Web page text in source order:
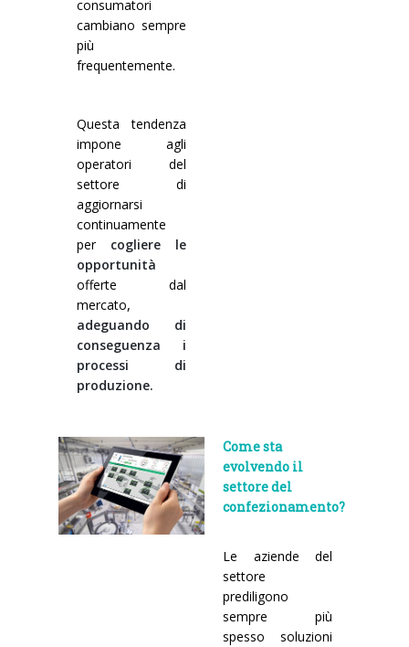
ingresso in linea
ingresso a 90°
Corsi palettizzatori
consumatori
cambiano sempre
più
frequentemente.
Questa tendenza
impone agli
operatori del
settore di
aggiornarsi
continuamente
per cogliere le
opportunità
offerte dal
mercato,
adeguando di
conseguenza i
processi di
produzione.
Come sta
evolvendo il
settore del
confezionamento?
Le aziende del
settore
prediligono
sempre più
spesso soluzioni